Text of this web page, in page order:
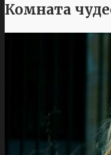
Комната